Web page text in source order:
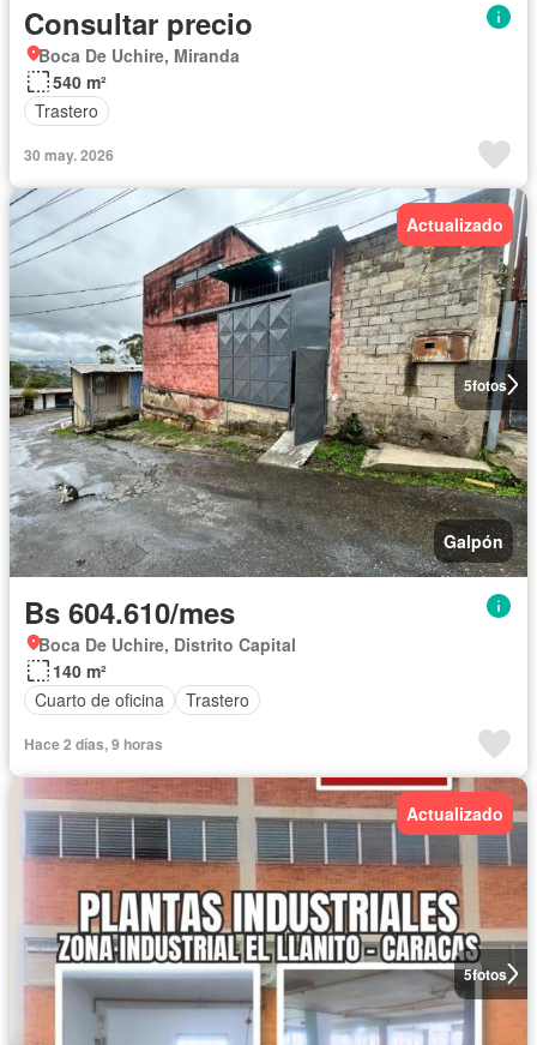
Consultar precio
Boca De Uchire, Miranda
540 m²
Trastero
30 may. 2026
5fotos
Actualizado
Galpón
Bs 604.610/mes
Boca De Uchire, Distrito Capital
140 m²
Cuarto de oficina
Trastero
Hace 2 días, 9 horas
5fotos
Actualizado